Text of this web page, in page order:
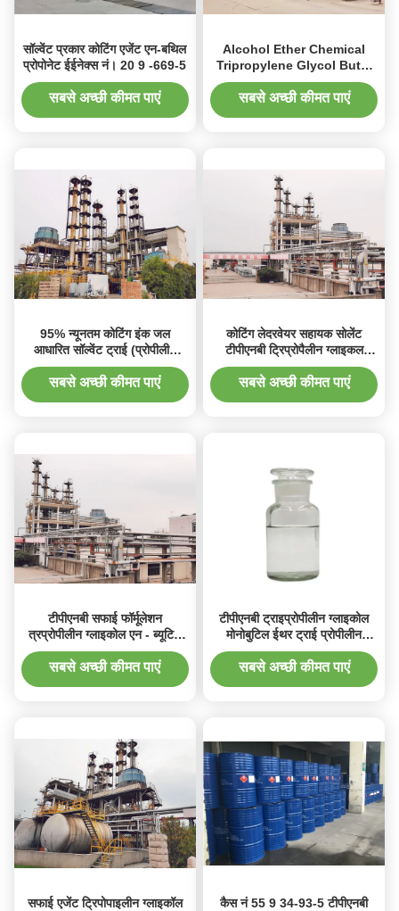
सॉल्वेंट प्रकार कोटिंग एजेंट एन-बथिल
प्रोपोनेट ईईनेक्स नं। 20 9 -669-5
सबसे अच्छी कीमत पाएं
Alcohol Ether Chemical
Tripropylene Glycol Butyl
Ether Cas No 55934-93-5
सबसे अच्छी कीमत पाएं
95% न्यूनतम कोटिंग इंक जल
आधारित सॉल्वेंट ट्राई (प्रोपीलीन
ग्लाइकॉल) बुटील ईथर
सबसे अच्छी कीमत पाएं
कोटिंग लेदरवेयर सहायक सोलेंट
टीपीएनबी ट्रिप्रोपैलीन ग्लाइकल
ब्युटिल ईथर
सबसे अच्छी कीमत पाएं
टीपीएनबी सफाई फॉर्मूलेशन
त्रप्रोपीलीन ग्लाइकोल एन - ब्यूटिल
ईथर कैस नं 55 9 34-93-5
सबसे अच्छी कीमत पाएं
टीपीएनबी ट्राइप्रोपीलीन ग्लाइकोल
मोनोबुटिल ईथर ट्राई प्रोपीलीन
ग्लाइकोल ब्यूटाइल ईथर कैस 55934-
93-5
सबसे अच्छी कीमत पाएं
सफाई एजेंट ट्रिपोपाइलीन ग्लाइकॉल
कैस नं 55 9 34-93-5 टीपीएनबी